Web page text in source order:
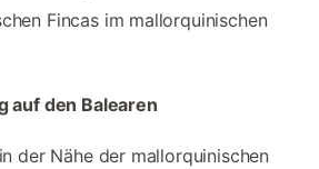
Fincas im mallorquinischen
auf den Balearen
der Nähe der mallorquinischen